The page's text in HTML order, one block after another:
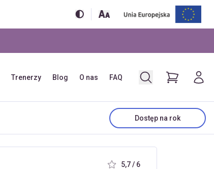
Trenerzy Blog O nas FAQ
Dostęp na rok
5,7 / 6